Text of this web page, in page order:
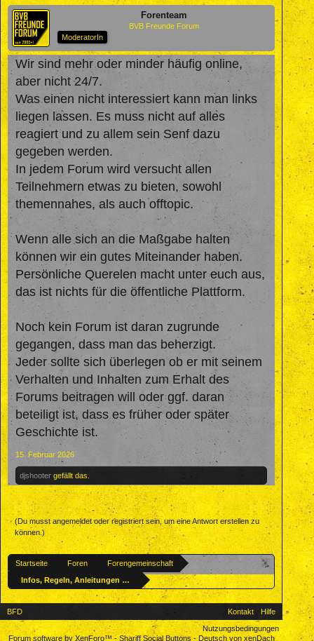
Forenteam
BVB Freunde Forum
ModeratorIn
Wir sind mehr oder minder häufig online,
aber nicht 24/7.
Was einen nicht interessiert kann man links
liegen lassen. Es muss nicht auf alles
reagiert und zu allem sein Senf dazu
gegeben werden.
In jedem Forum wird versucht allen
Teilnehmern etwas zu bieten, sowohl
themennahes, als auch offtopic.
Wenn alle sich an die Maßgabe halten
können wir ein gutes Miteinander haben.
Persönliche Querelen macht unter euch aus,
das ist nichts für die öffentliche Plattform.
Noch kein Forum ist daran zugrunde
gegangen, dass man das beherzigt.
Jeder sollte sich überlegen ob er mit seinem
Verhalten und Inhalten zum Erhalt des
Forums beitragen will oder ggf. daran
beteiligt ist, dass es früher oder später
Geschichte ist.
15. Februar 2026
djshooter gefällt das.
(Du musst angemeldet oder registriert sein, um eine Antwort erstellen zu
können.)
Startseite Foren
Forengemeinschaft
Infos, Regeln, Anleitungen & Testecke
BFD Kontakt
Hilfe
Nutzungsbedingungen
Forum software by XenForo™-Shariff Social Buttons-Deutsch von xenDach